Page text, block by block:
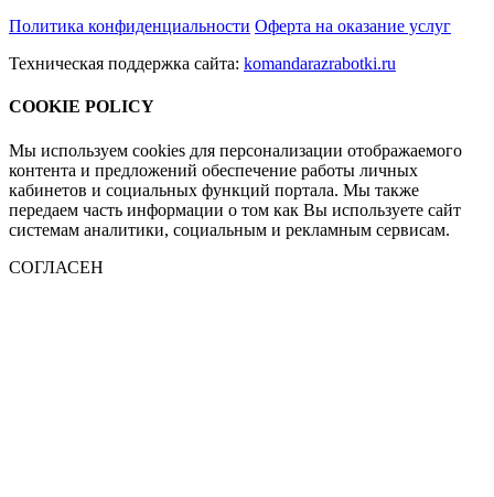
Политика конфиденциальности Оферта на оказание услуг
Техническая поддержка сайта: komandarazrabotki.ru
COOKIE POLICY
Мы используем cookies для персонализации отображаемого
контента и предложений обеспечение работы личных
кабинетов и социальных функций портала. Мы также
передаем часть информации о том как Вы используете сайт
системам аналитики, социальным и рекламным сервисам.
СОГЛАСЕН